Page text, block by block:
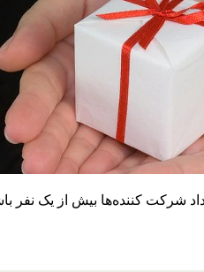
شرکت کننده‌ها بیش از یک نفر